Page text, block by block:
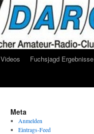
Videos
Fuchsjagd Ergebnisse
Meta
Anmelden
Eintrags-Feed